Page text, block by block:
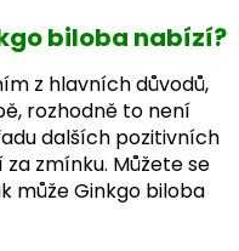
biloba nabízí?
z hlavních důvodů,
rozhodně to není
dalších pozitivních
zmínku. Můžete se
může Ginkgo biloba